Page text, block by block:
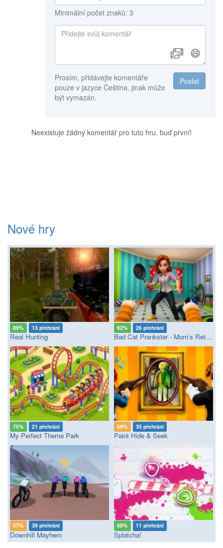
Minimální počet znaků: 3
😄
Poslat
Prosím, přidávejte komentáře
pouze v jazyce Čeština, jinak může
být vymazán.
Neexistuje žádný komentář pro tuto hru, buď první!
Nové hry
89% 13 přehrání
Real Hunting
92% 26 přehrání
Bad Cat Prankster - Mom’s Return
75% 21 přehrání
My Perfect Theme Park
69% 35 přehrání
Paint Hide & Seek
57% 39 přehrání
Downhill Mayhem
88% 11 přehrání
Splatcha!